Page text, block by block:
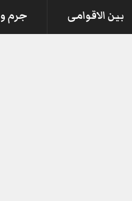
بین الاقوامی جرم